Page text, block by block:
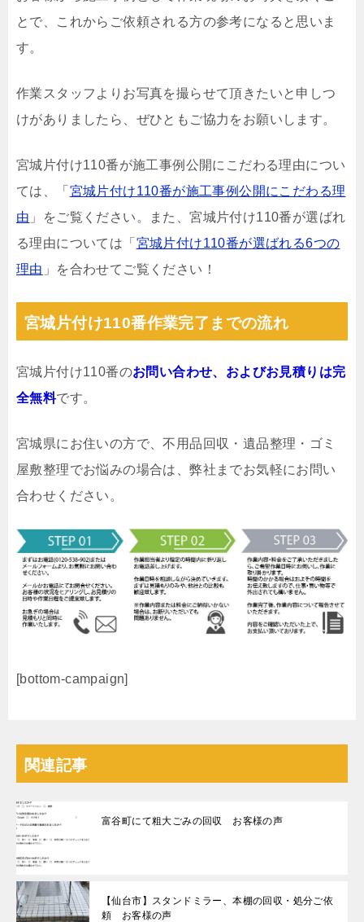
とで、これからご依頼される方の参考になると思いま
す。
作業スタッフよりお写真を撮らせて頂きたいと申しつ
けがありましたら、ぜひともご協力をお願いします。
宮城片付け110番が施工事例公開にこだわる理由につい
ては、「 宮城片付け110番が施工事例公開にこだわる理
由 」をご覧ください。また、宮城片付け110番が選ばれ
る理由については「 宮城片付け110番が選ばれる6つの
理由 」を合わせてご覧ください！
宮城片付け110番作業完了までの流れ
宮城片付け110番のお問い合わせ、およびお見積りは完
全無料です。
宮城県にお住いの方で、不用品回収・遺品整理・ゴミ
屋敷整理でお悩みの場合は、弊社までお気軽にお問い
合わせください。
[bottom-campaign]
関連記事
富谷町にて粗大ごみの回収 お客様の声
【仙台市】スタンドミラー、本棚の回収・処分ご依
頼 お客様の声